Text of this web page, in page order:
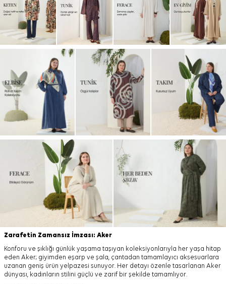
Zarafetin Zamansız İmzası: Aker
Konforu ve şıklığı günlük yaşama taşıyan koleksiyonlarıyla her yaşa hitap
eden Aker; giyimden eşarp ve şala, çantadan tamamlayıcı aksesuarlara
uzanan geniş ürün yelpazesi sunuyor. Her detayı özenle tasarlanan Aker
dünyası, kadınların stilini güçlü ve zarif bir şekilde tamamlıyor.